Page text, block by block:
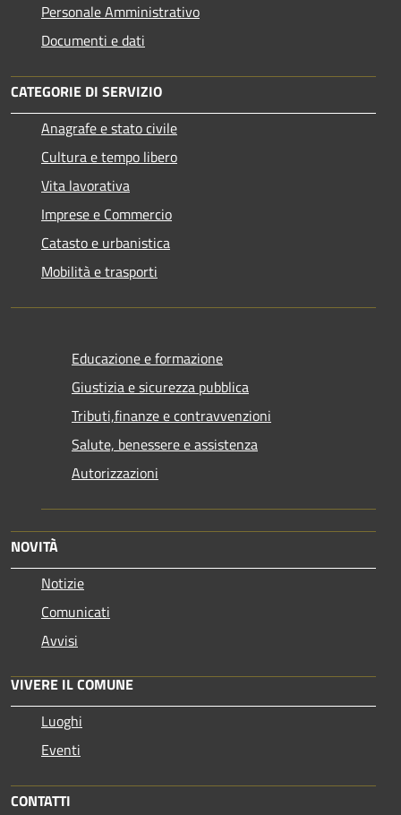
Personale Amministrativo
Documenti e dati
CATEGORIE DI SERVIZIO
Anagrafe e stato civile
Cultura e tempo libero
Vita lavorativa
Imprese e Commercio
Catasto e urbanistica
Mobilità e trasporti
Educazione e formazione
Giustizia e sicurezza pubblica
Tributi,finanze e contravvenzioni
Salute, benessere e assistenza
Autorizzazioni
NOVITÀ
Notizie
Comunicati
Avvisi
VIVERE IL COMUNE
Luoghi
Eventi
CONTATTI